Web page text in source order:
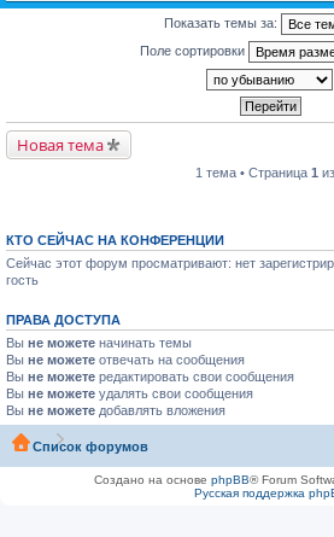
Показать темы за:
Поле сортировки
Новая тема
1 тема • Страница 1 из
КТО СЕЙЧАС НА КОНФЕРЕНЦИИ
Сейчас этот форум просматривают: нет
гость
ПРАВА ДОСТУПА
Вы не можете начинать темы
Вы не можете отвечать на сообщения
Вы не можете редактировать свои сообщения
Вы не можете удалять свои сообщения
Вы не можете добавлять вложения
Список форумов
Создано на основе phpBB® Forum
Русская поддержка